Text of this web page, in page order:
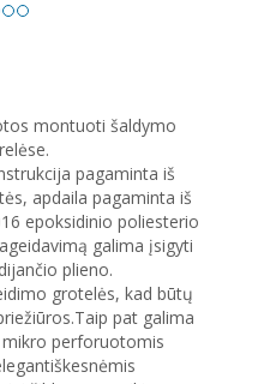
montuoti šaldymo
pagaminta iš
apdaila pagaminta iš
epoksidinio poliesterio
galima įsigyti
plieno.
grotelės, kad būtų
pat galima
perforuotomis